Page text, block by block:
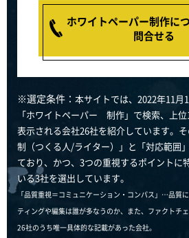
ホワイトペーパー制作に
問合せる
※選定条件： 本サイトでは、2022年11月
「ホワイトペーパー 制作」で検索、上
表示される会社26社を紹介しています。
制（つくる人/ライター）」と「対応範囲
ており、かつ、3つの重視するポイントに
いる3社を選出しています。
「品質重視＝コミュニケーション・コンパス」…品質
ティングや編集は誰が多なうのか、また、ファクトチ
26社のうち唯一具体的な記載があった会社。